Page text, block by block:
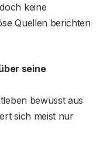
keine
Quellen berichten
seine
bewusst aus
sich meist nur